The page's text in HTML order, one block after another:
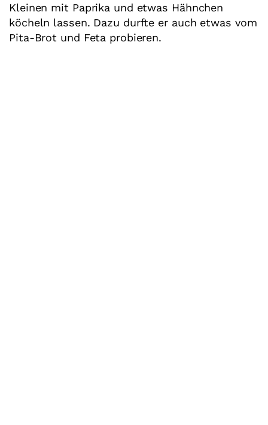
Kleinen mit Paprika und etwas Hähnchen
köcheln lassen. Dazu durfte er auch etwas vom
Pita-Brot und Feta probieren.